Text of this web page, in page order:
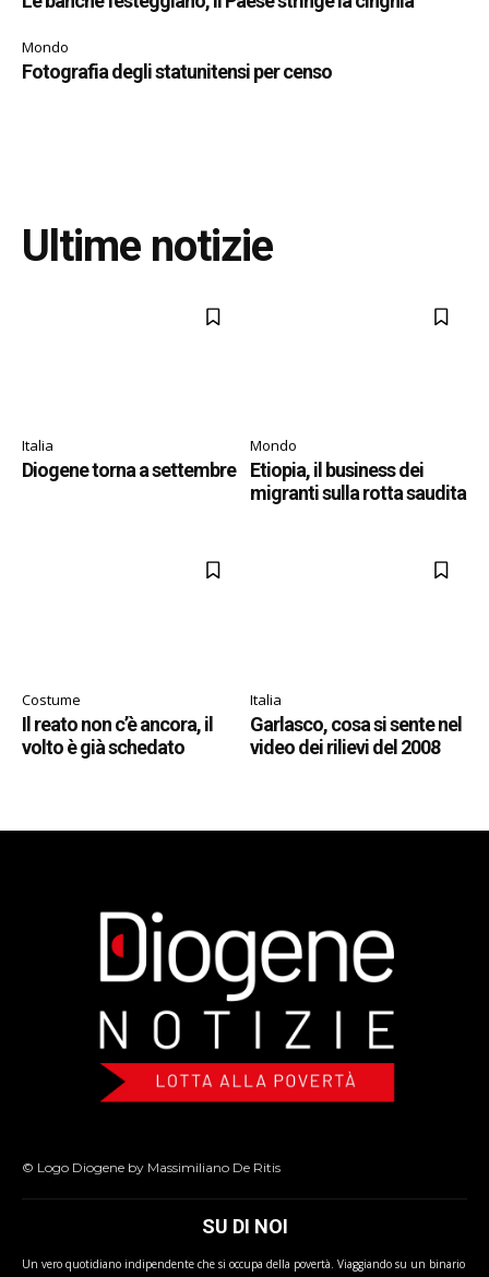
Mondo
Fotografia degli statunitensi per censo
Ultime notizie
Italia
Diogene torna a settembre
Mondo
Etiopia, il business dei
migranti sulla rotta saudita
Costume
Il reato non c’è ancora, il
volto è già schedato
Italia
Garlasco, cosa si sente nel
video dei rilievi del 2008
© Logo Diogene by Massimiliano De Ritis
SU DI NOI
Un vero quotidiano indipendente che si occupa della povertà. Viaggiando su un binario